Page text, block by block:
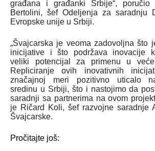
građana i građanki Srbije“,
Bertolini, šef Odeljenja za saradnju
Evropske unije u Srbiji.
„Švajcarska je veoma zadovoljna što
inicijative i što podržava inovacije
veliki potencijal za primenu u
Repliciranje ovih inovativnih
značajnoj meri pozitivno uticalo
sredinu u Srbiji, što i nastojimo da
saradnji sa partnerima na ovom
je Ričard Koli, šef razvojne saradnje
Švajcarske.
Pročitajte još: